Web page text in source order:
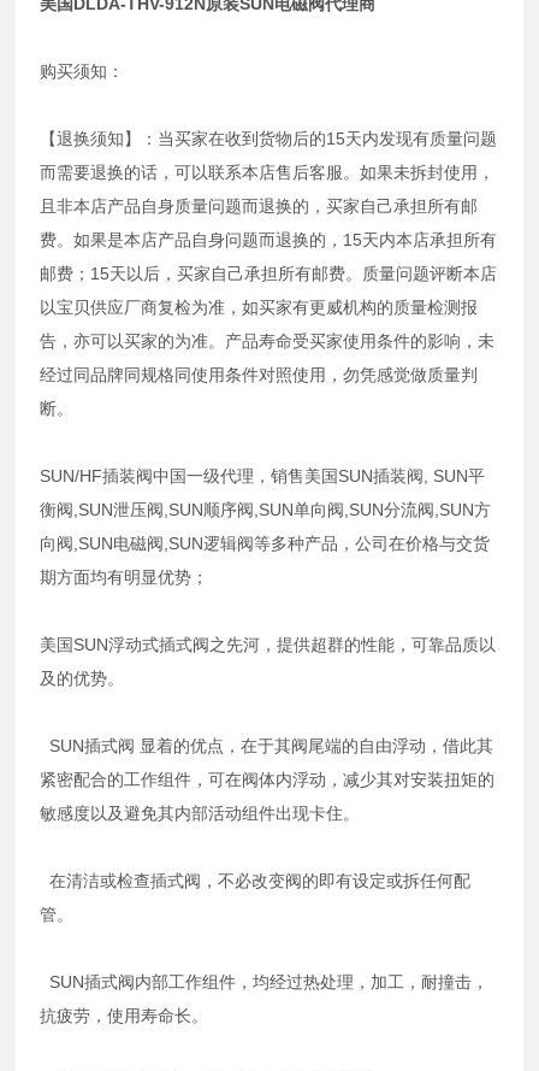
购买须知：
【退换须知】：当买家在收到货物后的15天内发现有质量问题
而需要退换的话，可以联系本店售后客服。如果未拆封使用，
且非本店产品自身质量问题而退换的，买家自己承担所有邮
费。如果是本店产品自身问题而退换的，15天内本店承担所有
邮费；15天以后，买家自己承担所有邮费。质量问题评断本店
以宝贝供应厂商复检为准，如买家有更威机构的质量检测报
告，亦可以买家的为准。产品寿命受买家使用条件的影响，未
经过同品牌同规格同使用条件对照使用，勿凭感觉做质量判
断。
SUN/HF插装阀中国一级代理，销售美国SUN插装阀, SUN平
衡阀,SUN泄压阀,SUN顺序阀,SUN单向阀,SUN分流阀,SUN方
向阀,SUN电磁阀,SUN逻辑阀等多种产品，公司在价格与交货
期方面均有明显优势；
美国SUN浮动式插式阀之先河，提供超群的性能，可靠品质以
及的优势。
SUN插式阀 显着的优点，在于其阀尾端的自由浮动，借此其
紧密配合的工作组件，可在阀体内浮动，减少其对安装扭矩的
敏感度以及避免其内部活动组件出现卡住。
在清洁或检查插式阀，不必改变阀的即有设定或拆任何配
管。
SUN插式阀内部工作组件，均经过热处理，加工，耐撞击，
抗疲劳，使用寿命长。